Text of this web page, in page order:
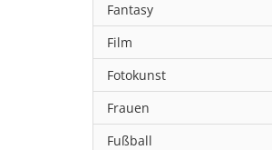
Fantasy
Film
Fotokunst
Frauen
Fußball